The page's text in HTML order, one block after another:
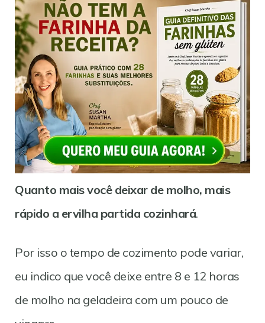
Quanto mais você deixar de molho, mais
rápido a ervilha partida cozinhará.
Por isso o tempo de cozimento pode variar,
eu indico que você deixe entre 8 e 12 horas
de molho na geladeira com um pouco de